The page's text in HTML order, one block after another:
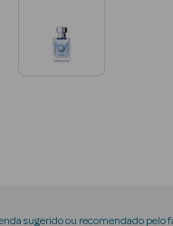
sugerido ou recomendado